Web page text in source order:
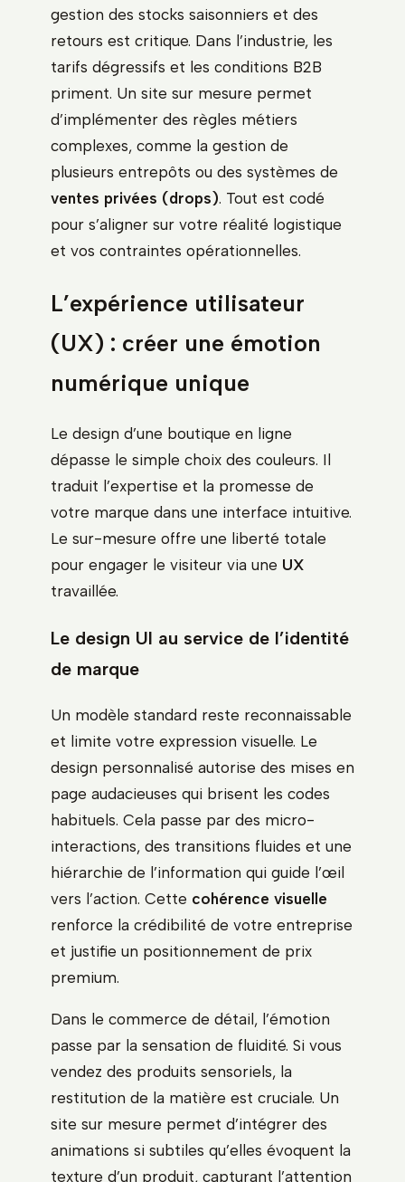
gestion des stocks saisonniers et des
retours est critique. Dans l’industrie, les
tarifs dégressifs et les conditions B2B
priment. Un site sur mesure permet
d’implémenter des règles métiers
complexes, comme la gestion de
plusieurs entrepôts ou des systèmes de
ventes privées (drops). Tout est codé
pour s’aligner sur votre réalité logistique
et vos contraintes opérationnelles.
L’expérience utilisateur
(UX) : créer une émotion
numérique unique
Le design d’une boutique en ligne
dépasse le simple choix des couleurs. Il
traduit l’expertise et la promesse de
votre marque dans une interface intuitive.
Le sur-mesure offre une liberté totale
pour engager le visiteur via une UX
travaillée.
Le design UI au service de l’identité
de marque
Un modèle standard reste reconnaissable
et limite votre expression visuelle. Le
design personnalisé autorise des mises en
page audacieuses qui brisent les codes
habituels. Cela passe par des micro-
interactions, des transitions fluides et une
hiérarchie de l’information qui guide l’œil
vers l’action. Cette cohérence visuelle
renforce la crédibilité de votre entreprise
et justifie un positionnement de prix
premium.
Dans le commerce de détail, l’émotion
passe par la sensation de fluidité. Si vous
vendez des produits sensoriels, la
restitution de la matière est cruciale. Un
site sur mesure permet d’intégrer des
animations si subtiles qu’elles évoquent la
texture d’un produit, capturant l’attention